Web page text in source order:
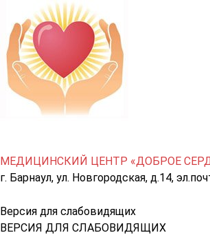
МЕДИЦИНСКИЙ ЦЕНТР «ДОБРОЕ
г. Барнаул, ул. Новгородская, д.14,
Версия для слабовидящих
ВЕРСИЯ ДЛЯ СЛАБОВИДЯЩИХ